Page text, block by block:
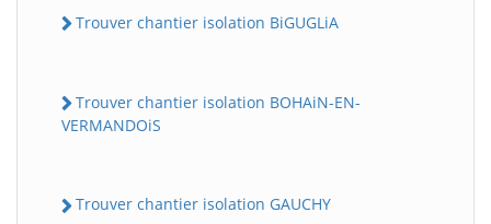
Trouver chantier isolation BiGUGLiA
Trouver chantier isolation BOHAiN-EN-
VERMANDOiS
Trouver chantier isolation GAUCHY